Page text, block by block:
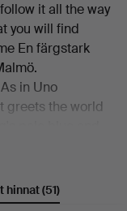
it all the way
you will find
En färgstark
in Uno
greets the world
a canvas by
vibrant
hinnat(51)